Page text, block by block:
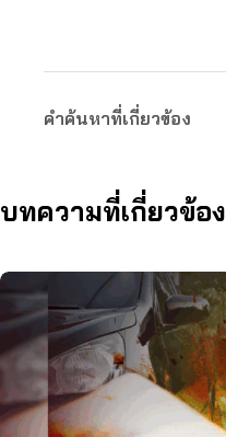
คำค้นหาที่เกี่ยวข้อง
บทความที่เกี่ยวข้อง